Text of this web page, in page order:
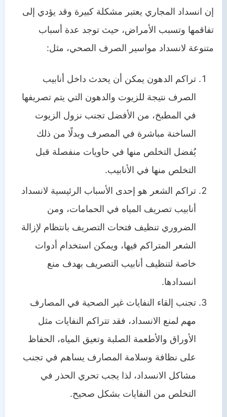
إن انسداد المجاري يعتبر مشكلة كبيرة وقد يؤدي إلى
تفاقمها وتسبب الأمراض، حيث توجد عدة أسباب
متنوعة لانسداد مواسير الصرف الصحي، مثل:
تراكم الدهون يمكن أن يحدث داخل أنابيب
الصرف نتيجة للزيوت والدهون التي يتم تصريفها
في المطبخ، من الأفضل تجنب نزول الزيوت
الساخنة مباشرة في المصرف وبدلًا من ذلك
يُفضل التخلص منها في حاويات منفصلة قبل
التخلص منها في الأنابيب.
تراكم الشعر هو إحدى الأسباب الرئيسية لانسداد
أنابيب تصريف المياه في الحمامات، ومن
الضروري تنظيف فتحات التصريف بانتظام لإزالة
الشعر المتراكم فيها، ويمكن استخدام أدوات
خاصة لتنظيف أنابيب التصريف بهدف منع
انسدادها.
تجنب إلقاء النفايات غير الصحية في المصارف
مهم لمنع الانسداد، فقد تتراكم النفايات مثل
الأوراق والأطعمة الصلبة وتعيق المياه، الحفاظ
على نظافة وسلامة المصارف يساهم في تجنب
مشاكل الانسداد، لذا يجب تحري الحذر في
التخلص من النفايات بشكل صحيح.